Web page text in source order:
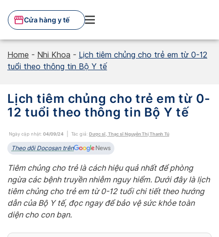
content
Cửa hàng y tế
Home - Nhi Khoa - Lịch tiêm chủng cho trẻ em từ 0-12
tuổi theo thông tin Bộ Y tế
Lịch tiêm chủng cho trẻ em từ 0-
12 tuổi theo thông tin Bộ Y tế
Ngày cập nhật: 04/09/24 Tác giả: Dược sĩ, Thạc sĩ Nguyễn Thị Thanh Tú
Theo dõi Docosan trên
Tiêm chủng cho trẻ là cách hiệu quả nhất để phòng
ngừa các bệnh truyền nhiễm nguy hiểm. Dưới đây là lịch
tiêm chủng cho trẻ em từ 0-12 tuổi chi tiết theo hướng
dẫn của Bộ Y tế, đọc ngay để bảo vệ sức khỏe toàn
diện cho con bạn.